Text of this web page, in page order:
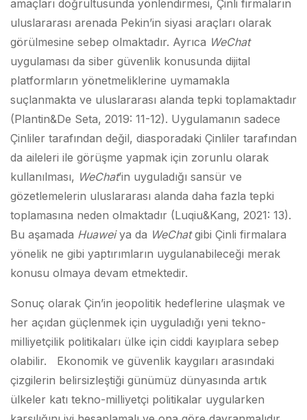
amaçları doğrultusunda yönlendirmesi, Çinli firmaların
uluslararası arenada Pekin’in siyasi araçları olarak
görülmesine sebep olmaktadır. Ayrıca WeChat
uygulaması da siber güvenlik konusunda dijital
platformların yönetmeliklerine uymamakla
suçlanmakta ve uluslararası alanda tepki toplamaktadır
(Plantin&De Seta, 2019: 11-12). Uygulamanın sadece
Çinliler tarafından değil, diasporadaki Çinliler tarafından
da aileleri ile görüşme yapmak için zorunlu olarak
kullanılması, WeChat’in uyguladığı sansür ve
gözetlemelerin uluslararası alanda daha fazla tepki
toplamasına neden olmaktadır (Luqiu&Kang, 2021: 13).
Bu aşamada Huaweiya da WeChatgibi Çinli firmalara
yönelik ne gibi yaptırımların uygulanabileceği merak
konusu olmaya devam etmektedir.
Sonuç olarak Çin’in jeopolitik hedeflerine ulaşmak ve
her açıdan güçlenmek için uyguladığı yeni tekno-
milliyetçilik politikaları ülke için ciddi kayıplara sebep
olabilir.
Ekonomik ve güvenlik kaygıları arasındaki
çizgilerin belirsizleştiği günümüz dünyasında artık
ülkeler katı tekno-milliyetçi politikalar uygularken